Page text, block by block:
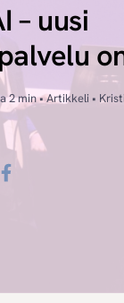
– uusi
2 min • Artikkeli •
Facebook